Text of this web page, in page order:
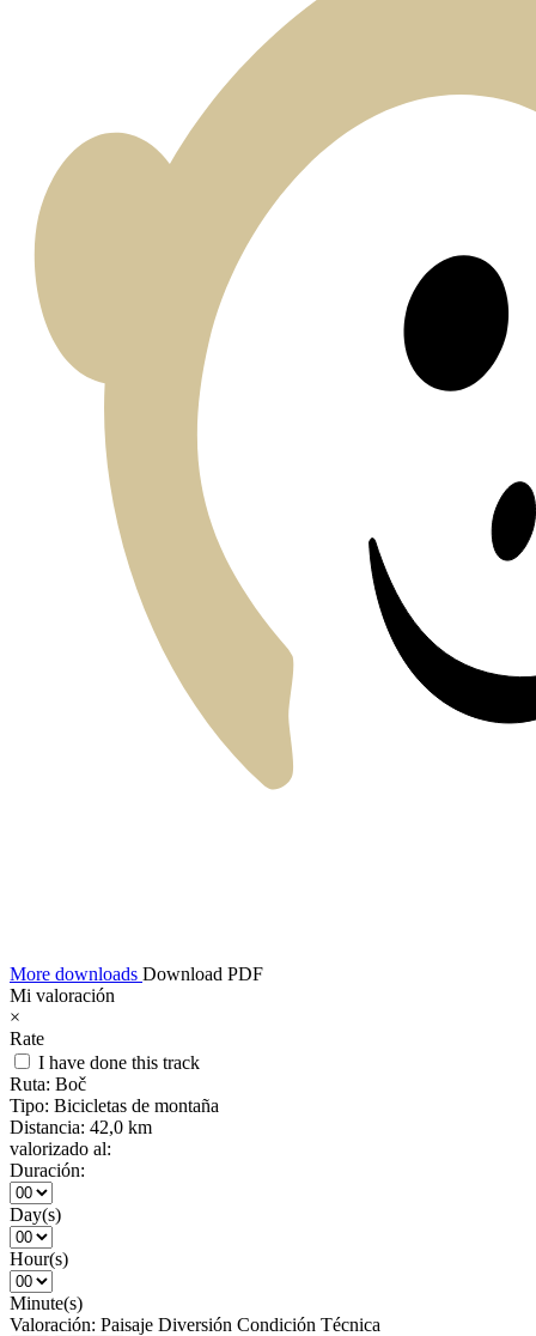
More downloads Download PDF
Mi valoración
×
Rate
I have done this track
Ruta: Boč
Tipo: Bicicletas de montaña
Distancia: 42,0 km
valorizado al:
Duración:
Day(s)
Hour(s)
Minute(s)
Valoración: Paisaje Diversión Condición Técnica